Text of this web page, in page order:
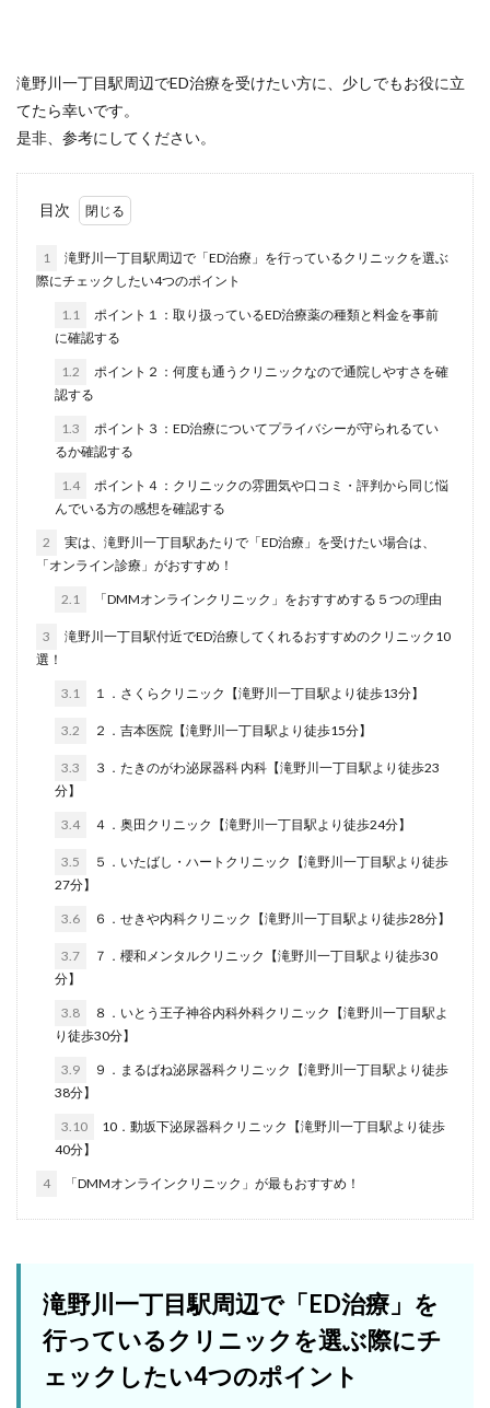
滝野川一丁目駅周辺でED治療を受けたい方に、少しでもお役に立
てたら幸いです。
是非、参考にしてください。
目次
1
滝野川一丁目駅周辺で「ED治療」を行っているクリニックを選ぶ
際にチェックしたい4つのポイント
1.1
ポイント１：取り扱っているED治療薬の種類と料金を事前
に確認する
1.2
ポイント２：何度も通うクリニックなので通院しやすさを確
認する
1.3
ポイント３：ED治療についてプライバシーが守られるてい
るか確認する
1.4
ポイント４：クリニックの雰囲気や口コミ・評判から同じ悩
んでいる方の感想を確認する
2
実は、滝野川一丁目駅あたりで「ED治療」を受けたい場合は、
「オンライン診療」がおすすめ！
2.1 「DMMオンラインクリニック」をおすすめする５つの理由
3
滝野川一丁目駅付近でED治療してくれるおすすめのクリニック10
選！
3.1 １．さくらクリニック【滝野川一丁目駅より徒歩13分】
3.2 ２．吉本医院【滝野川一丁目駅より徒歩15分】
3.3
３．たきのがわ泌尿器科 内科【滝野川一丁目駅より徒歩23
分】
3.4 ４．奥田クリニック【滝野川一丁目駅より徒歩24分】
3.5
５．いたばし・ハートクリニック【滝野川一丁目駅より徒歩
27分】
3.6 ６．せきや内科クリニック【滝野川一丁目駅より徒歩28分】
3.7
７．櫻和メンタルクリニック【滝野川一丁目駅より徒歩30
分】
3.8
８．いとう王子神谷内科外科クリニック【滝野川一丁目駅よ
り徒歩30分】
3.9
９．まるばね泌尿器科クリニック【滝野川一丁目駅より徒歩
38分】
3.10
10．動坂下泌尿器科クリニック【滝野川一丁目駅より徒歩
40分】
4 「DMMオンラインクリニック」が最もおすすめ！
滝野川一丁目駅周辺で「ED治療」を
行っているクリニックを選ぶ際にチ
ェックしたい4つのポイント